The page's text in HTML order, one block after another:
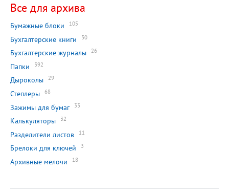
Все для архива
Бумажные блоки 105
Бухгалтерские книги 30
Бухгалтерские журналы 26
Папки 392
Дыроколы 29
Степлеры 68
Зажимы для бумаг 33
Калькуляторы 32
Разделители листов 11
Брелоки для ключей 3
Архивные мелочи 18